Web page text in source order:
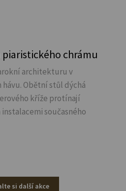
chrámu
architekturu v
Obětní stůl dýchá
kříže protínají
současného
si další akce